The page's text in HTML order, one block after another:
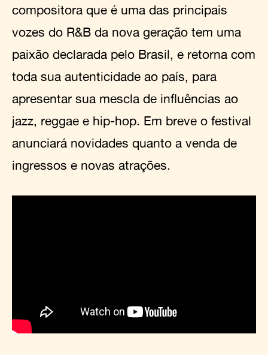
compositora que é uma das principais
vozes do R&B da nova geração tem uma
paixão declarada pelo Brasil, e retorna com
toda sua autenticidade ao país, para
apresentar sua mescla de influências ao
jazz, reggae e hip-hop. Em breve o festival
anunciará novidades quanto a venda de
ingressos e novas atrações.